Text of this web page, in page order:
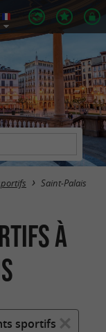
Saint-Palais
à
sportifs